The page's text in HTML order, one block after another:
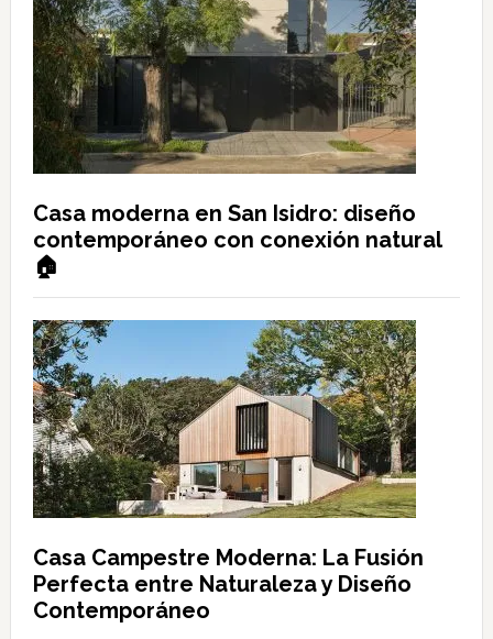
Casa moderna en San Isidro: diseño
contemporáneo con conexión natural
🏠
Casa Campestre Moderna: La Fusión
Perfecta entre Naturaleza y Diseño
Contemporáneo